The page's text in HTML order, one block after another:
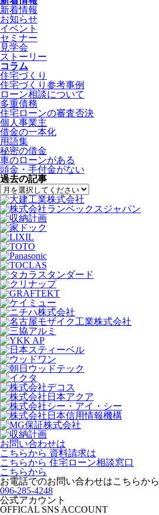
新着情報
お知らせ
イベント
セミナー
見学会
ストーリー
コラム
住宅づくり
住宅づくり参考事例
ローン相談について
多重債務
住宅ローンの審査否決
個人事業主
借金の一本化
用語集
秘密の借金
車のローンがある
頭金・手付金がない
過去の記事
お問い合わせは
こちらから 資料請求は
こちらから 住宅ローン相談窓口
こちらから
お電話でのお問い合わせはこちらから
096-285-4248
公式アカウント
OFFICAL SNS ACCOUNT